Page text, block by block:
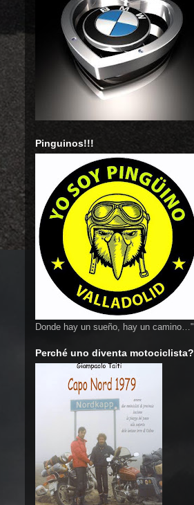
Pinguinos!!!
Donde hay un sueño, hay un camino…"
Perché uno diventa motociclista?